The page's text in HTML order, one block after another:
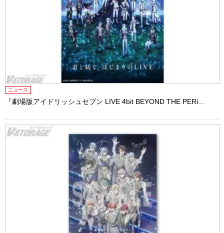
ニュース
『劇場版アイドリッシュセブン LIVE 4bit BEYOND THE PERi...